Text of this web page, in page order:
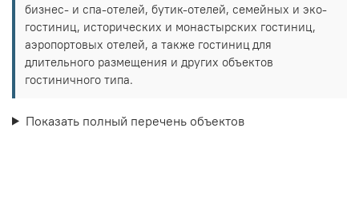
бизнес- и спа-отелей, бутик-отелей, семейных и эко-
гостиниц, исторических и монастырских гостиниц,
аэропортовых отелей, а также гостиниц для
длительного размещения и других объектов
гостиничного типа.
Показать полный перечень объектов